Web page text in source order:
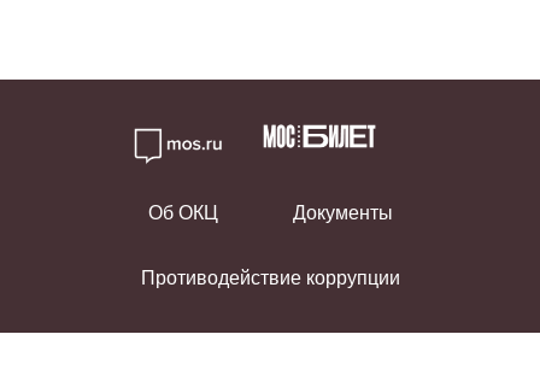
Об ОКЦ Документы
Противодействие коррупции